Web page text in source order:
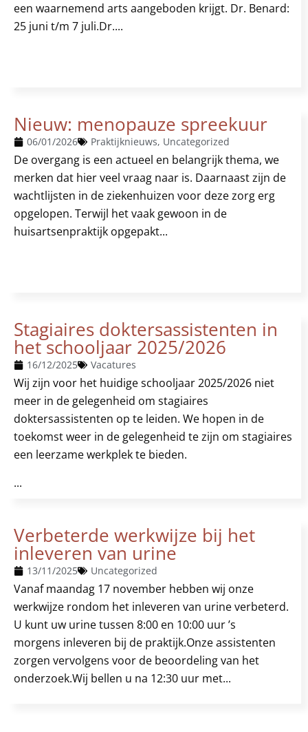
een waarnemend arts aangeboden krijgt. Dr. Benard:
25 juni t/m 7 juli.Dr....
Nieuw: menopauze spreekuur
06/01/2026 Praktijknieuws, Uncategorized
De overgang is een actueel en belangrijk thema, we
merken dat hier veel vraag naar is. Daarnaast zijn de
wachtlijsten in de ziekenhuizen voor deze zorg erg
opgelopen. Terwijl het vaak gewoon in de
huisartsenpraktijk opgepakt...
Stagiaires doktersassistenten in
het schooljaar 2025/2026
16/12/2025 Vacatures
Wij zijn voor het huidige schooljaar 2025/2026 niet
meer in de gelegenheid om stagiaires
doktersassistenten op te leiden. We hopen in de
toekomst weer in de gelegenheid te zijn om stagiaires
een leerzame werkplek te bieden.
...
Verbeterde werkwijze bij het
inleveren van urine
13/11/2025 Uncategorized
Vanaf maandag 17 november hebben wij onze
werkwijze rondom het inleveren van urine verbeterd.
U kunt uw urine tussen 8:00 en 10:00 uur ’s
morgens inleveren bij de praktijk.Onze assistenten
zorgen vervolgens voor de beoordeling van het
onderzoek.Wij bellen u na 12:30 uur met...